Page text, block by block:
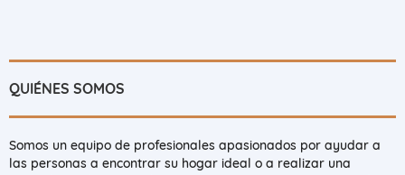
QUIÉNES SOMOS
Somos un equipo de profesionales apasionados por ayudar a
las personas a encontrar su hogar ideal o a realizar una